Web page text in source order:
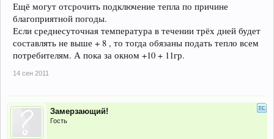
Ещё могут отсрочить подключение тепла по причине
благоприятной погоды.
Если среднесуточная температура в течении трёх дней будет
составлять не выше + 8 , то тогда обязаны подать тепло всем
потребителям. А пока за окном +10 + 11гр.
14 сен 2011
Замерзающий!
Гость